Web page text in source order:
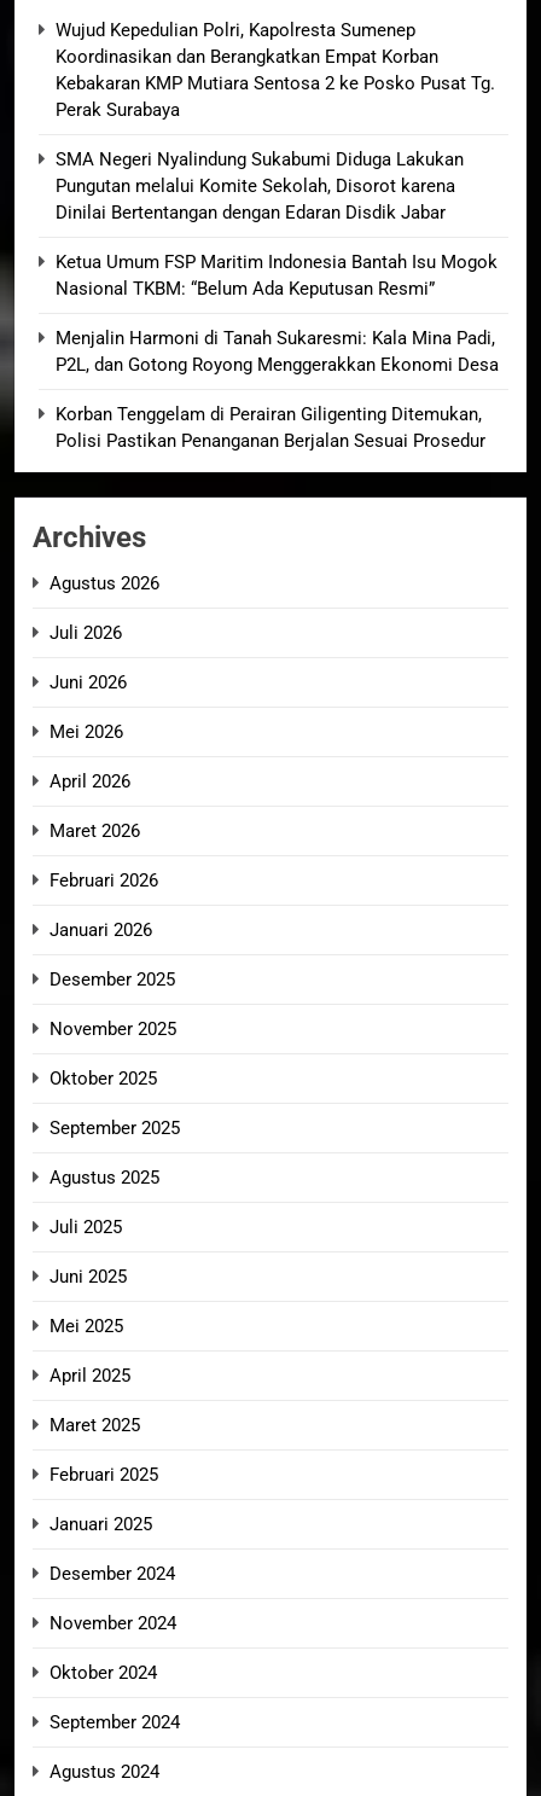
Wujud Kepedulian Polri, Kapolresta Sumenep
Koordinasikan dan Berangkatkan Empat Korban
Kebakaran KMP Mutiara Sentosa 2 ke Posko Pusat Tg.
Perak Surabaya
SMA Negeri Nyalindung Sukabumi Diduga Lakukan
Pungutan melalui Komite Sekolah, Disorot karena
Dinilai Bertentangan dengan Edaran Disdik Jabar
Ketua Umum FSP Maritim Indonesia Bantah Isu Mogok
Nasional TKBM: “Belum Ada Keputusan Resmi”
Menjalin Harmoni di Tanah Sukaresmi: Kala Mina Padi,
P2L, dan Gotong Royong Menggerakkan Ekonomi Desa
Korban Tenggelam di Perairan Giligenting Ditemukan,
Polisi Pastikan Penanganan Berjalan Sesuai Prosedur
Archives
Agustus 2026
Juli 2026
Juni 2026
Mei 2026
April 2026
Maret 2026
Februari 2026
Januari 2026
Desember 2025
November 2025
Oktober 2025
September 2025
Agustus 2025
Juli 2025
Juni 2025
Mei 2025
April 2025
Maret 2025
Februari 2025
Januari 2025
Desember 2024
November 2024
Oktober 2024
September 2024
Agustus 2024